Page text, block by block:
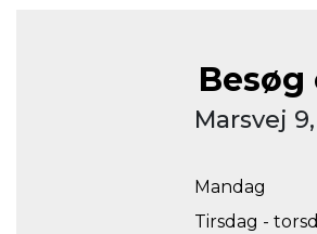
Marsvej
Mandag
Tirsdag -